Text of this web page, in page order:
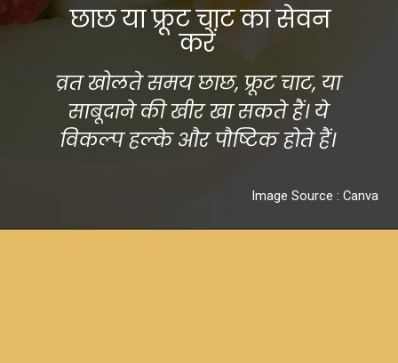
छाछ या फ्रूट चाट का सेवन
करें
व्रत खोलते समय छाछ, फ्रूट चाट, या
साबूदाने की खीर खा सकते हैं। ये
विकल्प हल्के और पौष्टिक होते हैं।
Image Source : Canva